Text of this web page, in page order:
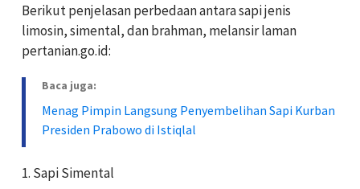
Berikut penjelasan perbedaan antara sapi jenis
limosin, simental, dan brahman, melansir laman
pertanian.go.id:
Baca juga:
Menag Pimpin Langsung Penyembelihan Sapi Kurban
Presiden Prabowo di Istiqlal
1. Sapi Simental